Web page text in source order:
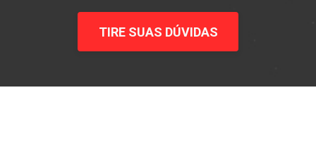
TIRE SUAS DÚVIDAS